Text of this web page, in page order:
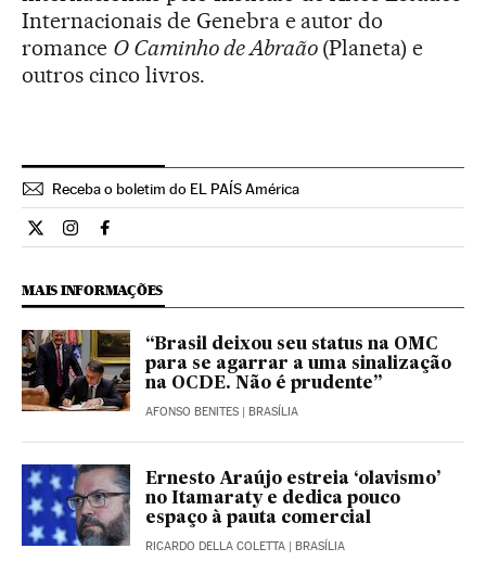
Internacionais de Genebra e autor do
romance O Caminho de Abraão(Planeta) e
outros cinco livros.
Receba o boletim do EL PAÍS América
Opiniao El País Brasil en Twitter
Opiniao El País Brasil en Instagram
Opiniao El País Brasil en Facebook
MAIS INFORMAÇÕES
“Brasil deixou seu status na OMC
para se agarrar a uma sinalização
na OCDE. Não é prudente”
AFONSO BENITES | BRASÍLIA
Ernesto Araújo estreia ‘olavismo’
no Itamaraty e dedica pouco
espaço à pauta comercial
RICARDO DELLA COLETTA | BRASÍLIA